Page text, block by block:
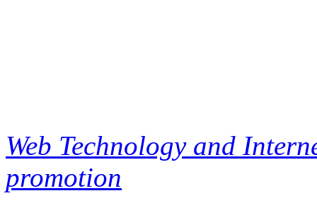
Web Technology and
promotion